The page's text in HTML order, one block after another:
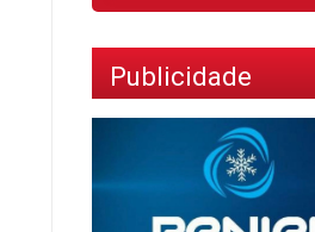
Publicidade